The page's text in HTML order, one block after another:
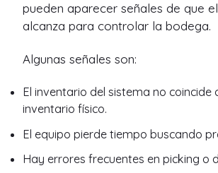
pueden aparecer señales de que
alcanza para controlar la bodega.
Algunas señales son:
El inventario del sistema no coincide
inventario físico.
El equipo pierde tiempo buscando
Hay errores frecuentes en picking o